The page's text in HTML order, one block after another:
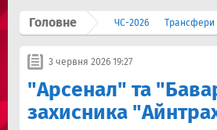
Головне ЧС-2026 Трансфери
3 червня 2026 19:27
"Арсенал" та
захисника